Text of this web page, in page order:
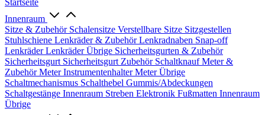
Startseite
Innenraum
Sitze & Zubehör Schalensitze Verstellbare Sitze Sitzgestellen
Stuhlschiene Lenkräder & ZubehörLenkradnaben Snap-off
LenkräderLenkräder Übrige Sicherheitsgurten & Zubehör
Sicherheitsgurt Sicherheitsgurt Zubehör SchaltknaufMeter &
ZubehörMeterInstrumentenhalterMeter Übrige
Schaltmechanismus Schalthebel Gummis/Abdeckungen
Schaltgestänge Innenraum Streben Elektronik Fußmatten Innenraum
Übrige